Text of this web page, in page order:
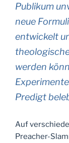
Publikum
neue
entwickelt
werden
Predigt
Auf
Preacher-